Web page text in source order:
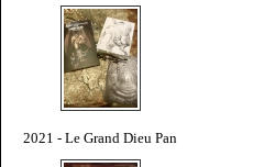
2021 - Le Grand Dieu Pan